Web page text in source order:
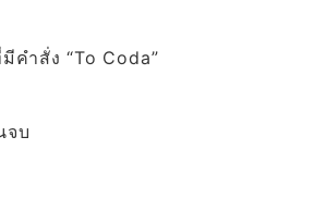
คำสั่ง “To Coda”
จบ